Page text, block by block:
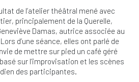
de l’atelier théâtral mené avec
principalement de la Querelle,
Damas, autrice associée au
d’une séance, elles ont parlé de
de mettre sur pied un café géré
sur l’improvisation et les scènes
des participantes.